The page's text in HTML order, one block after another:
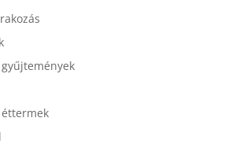
éttermek